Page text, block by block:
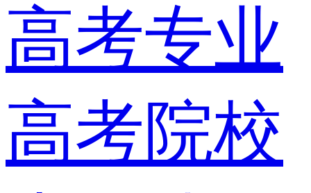
高考专业
高考院校